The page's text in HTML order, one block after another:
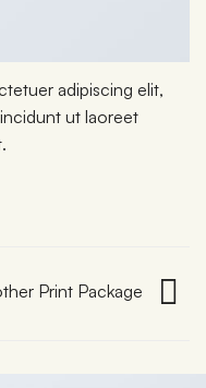
adipiscing elit,
ut laoreet
Print Package